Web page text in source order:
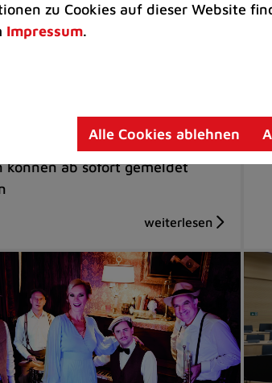
Exemplare aus dem eigenen
können ab sofort gemeldet
zu Cookies auf dieser Website
Impressum.
Alle Cookies ablehnen